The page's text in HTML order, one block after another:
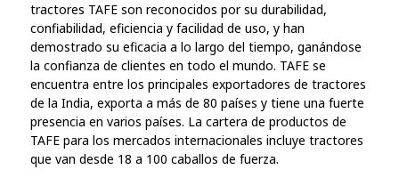
tractores TAFE son reconocidos por su durabilidad,
confiabilidad, eficiencia y facilidad de uso, y han
demostrado su eficacia a lo largo del tiempo, ganándose
la confianza de clientes en todo el mundo. TAFE se
encuentra entre los principales exportadores de tractores
de la India, exporta a más de 80 países y tiene una fuerte
presencia en varios países. La cartera de productos de
TAFE para los mercados internacionales incluye tractores
que van desde 18 a 100 caballos de fuerza.